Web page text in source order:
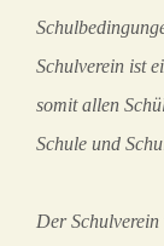
Schulverein ist
somit allen
Schule und
Der